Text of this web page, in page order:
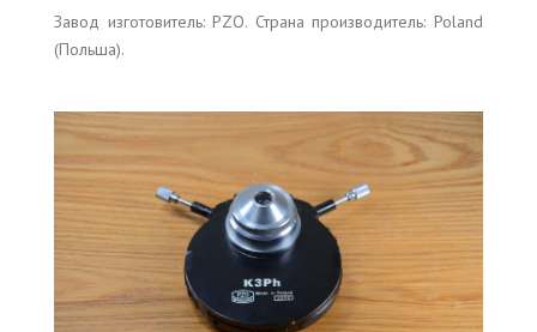
Завод изготовитель: PZO. Страна производитель: Poland
(Польша).